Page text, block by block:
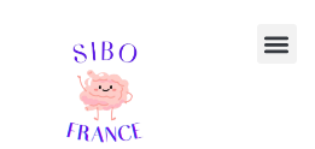
contenu